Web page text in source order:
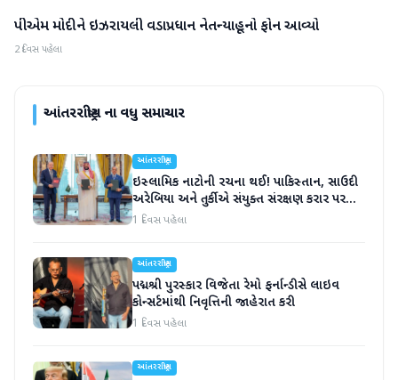
આંતરરાષ્ટ્રીય
પીએમ મોદીને ઇઝરાયલી વડાપ્રધાન નેતન્યાહૂનો ફોન આવ્યો
2 દિવસ પહેલા
આંતરરાષ્ટ્રીયના વધુ સમાચાર
આંતરરાષ્ટ્રીય
ઇસ્લામિક નાટોની રચના થઈ! પાકિસ્તાન, સાઉદી
અરેબિયા અને તુર્કીએ સંયુક્ત સંરક્ષણ કરાર પર
હસ્તાક્ષર
1 દિવસ પહેલા
આંતરરાષ્ટ્રીય
પદ્મશ્રી પુરસ્કાર વિજેતા રેમો ફર્નાન્ડીસે લાઇવ
કોન્સર્ટમાંથી નિવૃત્તિની જાહેરાત કરી
1 દિવસ પહેલા
આંતરરાષ્ટ્રીય